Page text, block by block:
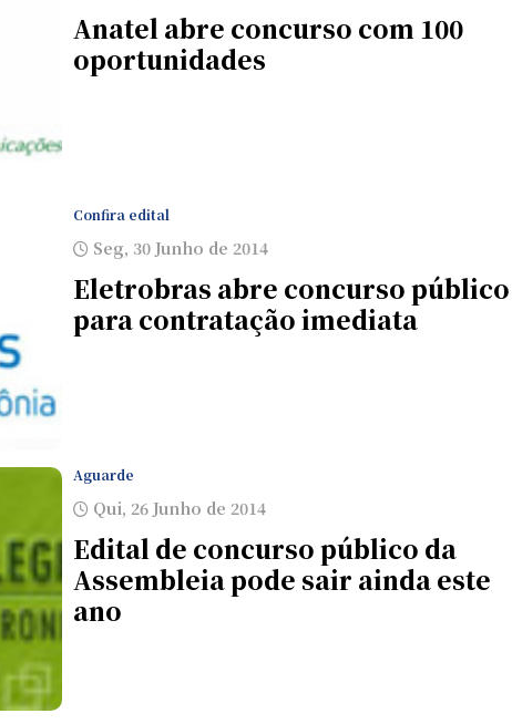
Anatel abre concurso com 100
oportunidades
Confira edital
Seg, 30 Junho de 2014
Eletrobras abre concurso público
para contratação imediata
Aguarde
Qui, 26 Junho de 2014
Edital de concurso público da
Assembleia pode sair ainda este
ano